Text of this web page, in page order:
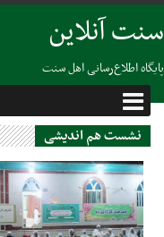
سنت آنلاین
پایگاه اطلاع‌رسانی اهل سنت
نشست هم اندیشی